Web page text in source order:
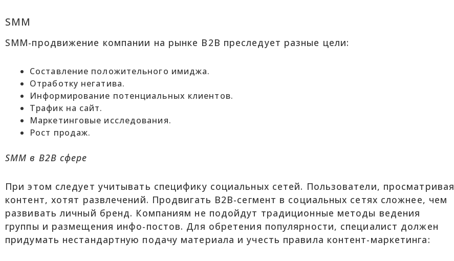
SMM
SMM-продвижение компании на рынке B2B преследует разные цели:
Составление положительного имиджа.
Отработку негатива.
Информирование потенциальных клиентов.
Трафик на сайт.
Маркетинговые исследования.
Рост продаж.
SMM в B2B сфере
При этом следует учитывать специфику социальных сетей. Пользователи, просматривая
контент, хотят развлечений. Продвигать B2B-сегмент в социальных сетях сложнее, чем
развивать личный бренд. Компаниям не подойдут традиционные методы ведения
группы и размещения инфо-постов. Для обретения популярности, специалист должен
придумать нестандартную подачу материала и учесть правила контент-маркетинга: